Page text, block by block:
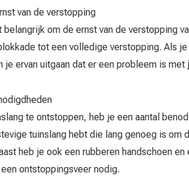
van de verstopping
om de ernst van de verstopping
tot een volledige verstopping. Als
ervan uitgaan dat er een probleem is met
te ontstoppen, heb je een aantal
tuinslang hebt die lang genoeg is om
heb je ook een rubberen handschoen en
ontstoppingsveer nodig.